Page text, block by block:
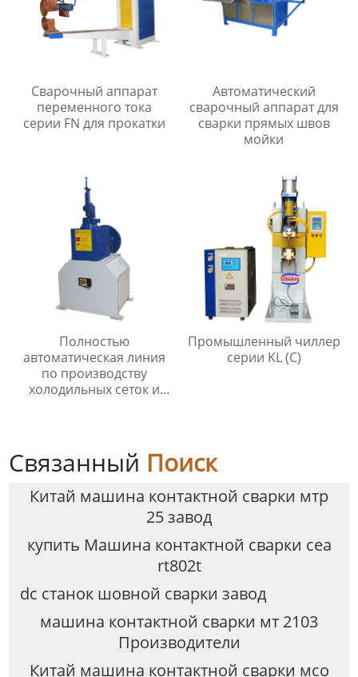
Сварочный аппарат
переменного тока
серии FN для прокатки
Автоматический
сварочный аппарат для
сварки прямых швов
мойки
Полностью
автоматическая линия
по производству
холодильных сеток и
Промышленный чиллер
серии KL (C)
Связанный Поиск
Китай машина контактной сварки мтр
25 завод
купить Машина контактной сварки cea
rt802t
dc станок шовной сварки завод
машина контактной сварки мт 2103
Производители
Китай машина контактной сварки мсо